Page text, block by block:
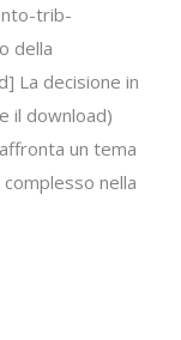
trib-
della
La decisione in
il download)
un tema
nella